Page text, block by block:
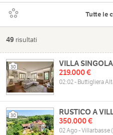
Tutte le
49 risultati
30
VILLA
219.000 €
02:02 - Buttigliera
30
RUSTICO A
350.000 €
02 Ago - Villarbasse